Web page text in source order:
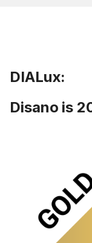
DIALux:
Disano is